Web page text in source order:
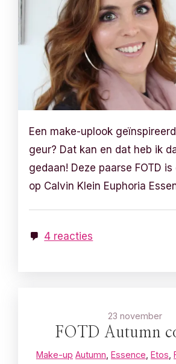
Een make-uplook
geur? Dat kan en dat heb ik
gedaan! Deze paarse FOTD
op Calvin Klein Euphoria
4 reacties
23 november
FOTD Autumn
Make-up Autumn Essence Etos